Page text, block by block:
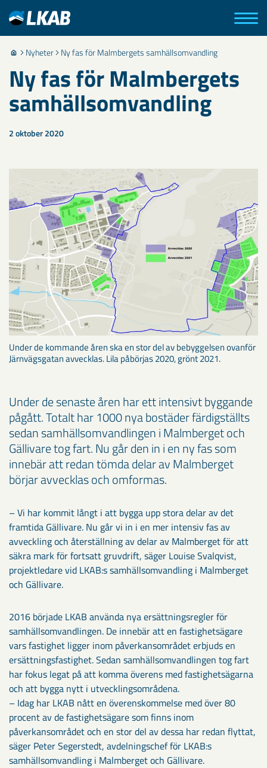
Nyheter Ny fas för Malmbergets samhällsomvandling
Ny fas för Malmbergets
samhällsomvandling
2 oktober 2020
Under de kommande åren ska en stor del av bebyggelsen ovanför
Järnvägsgatan avvecklas. Lila påbörjas 2020, grönt 2021.
Under de senaste åren har ett intensivt byggande
pågått. Totalt har 1000 nya bostäder färdigställts
sedan samhällsomvandlingen i Malmberget och
Gällivare tog fart. Nu går den in i en ny fas som
innebär att redan tömda delar av Malmberget
börjar avvecklas och omformas.
– Vi har kommit långt i att bygga upp stora delar av det
framtida Gällivare. Nu går vi in i en mer intensiv fas av
avveckling och återställning av delar av Malmberget för att
säkra mark för fortsatt gruvdrift, säger Louise Svalqvist,
projektledare vid LKAB:s samhällsomvandling i Malmberget
och Gällivare.
2016 började LKAB använda nya ersättningsregler för
samhällsomvandlingen. De innebär att en fastighetsägare
vars fastighet ligger inom påverkansområdet erbjuds en
ersättningsfastighet. Sedan samhällsomvandlingen tog fart
har fokus legat på att komma överens med fastighetsägarna
och att bygga nytt i utvecklingsområdena.
– Idag har LKAB nått en överenskommelse med över 80
procent av de fastighetsägare som finns inom
påverkansområdet och en stor del av dessa har redan flyttat,
säger Peter Segerstedt, avdelningschef för LKAB:s
samhällsomvandling i Malmberget och Gällivare.